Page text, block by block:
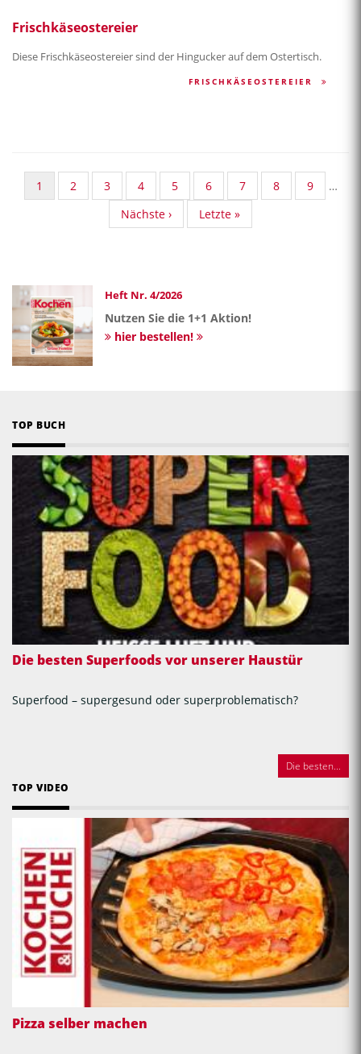
Frischkäseostereier
Diese Frischkäseostereier sind der Hingucker auf dem Ostertisch.
FRISCHKÄSEOSTEREIER
Aktuelle
Seite
1
Standard
Taxonomy
2
Standard
Taxonomy
Seite
3
Standard
Taxonomy
Seite
4
Standard
Taxonomy
5
Standard
Taxonomy
Seite
6
Standard
Taxonomy
7
Standard
Taxonomy
8
Standard
Taxonomy
9
…
Nächste
Seite
Nächste ›
Last
page
Letzte »
Heft Nr. 4/2026
Nutzen Sie die 1+1 Aktion!
hier bestellen!
TOP BUCH
Die besten Superfoods vor unserer Haustür
Superfood – supergesund oder superproblematisch?
Die besten...
TOP VIDEO
Pizza selber machen